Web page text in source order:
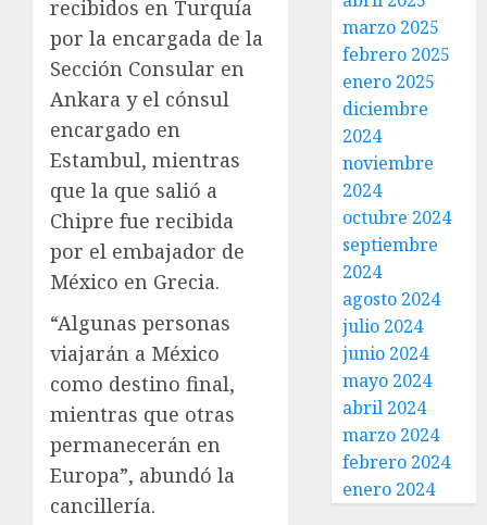
recibidos en Turquía
por la encargada de la
Sección Consular en
Ankara y el cónsul
encargado en
Estambul, mientras
que la que salió a
Chipre fue recibida
por el embajador de
México en Grecia.
“Algunas personas
viajarán a México
como destino final,
mientras que otras
permanecerán en
Europa”, abundó la
cancillería.
marzo 2025
febrero 2025
enero 2025
diciembre
2024
noviembre
2024
octubre 2024
septiembre
2024
agosto 2024
julio 2024
junio 2024
mayo 2024
abril 2024
marzo 2024
febrero 2024
enero 2024